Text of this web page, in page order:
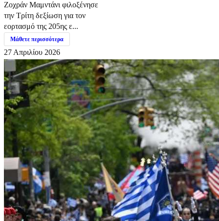
Ζοχράν Μαμντάνι φιλοξένησε
την Τρίτη δεξίωση για τον
εορτασμό της 205ης ε...
Μάθετε περισσότερα
27 Απριλίου 2026